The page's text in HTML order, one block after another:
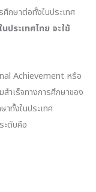
ศึกษาต่อทั้งในประเทศ
ประเทศไทย จะใช้
Achievement หรือ
ำเร็จทางการศึกษาของ
าทั้งในประเทศ
ะดับคือ